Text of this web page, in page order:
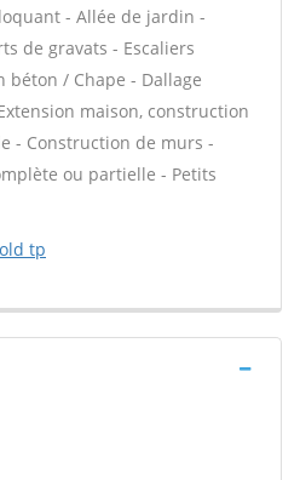
- Allée de jardin -
de gravats - Escaliers
béton / Chape - Dallage
maison, construction
- Construction de murs -
ou partielle - Petits
tp